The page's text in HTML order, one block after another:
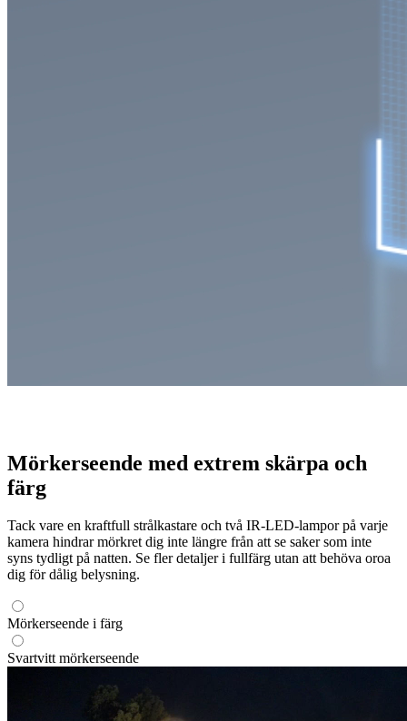
Mörkerseende med extrem skärpa och
färg
Tack vare en kraftfull strålkastare och två IR-LED-lampor på varje
kamera hindrar mörkret dig inte längre från att se saker som inte
syns tydligt på natten. Se fler detaljer i fullfärg utan att behöva oroa
dig för dålig belysning.
Mörkerseende i färg
Svartvitt mörkerseende